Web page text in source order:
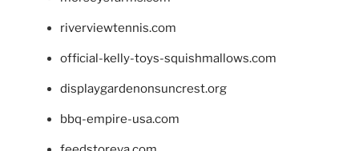
riverviewtennis.com
official-kelly-toys-squishmallows.com
displaygardenonsuncrest.org
bbq-empire-usa.com